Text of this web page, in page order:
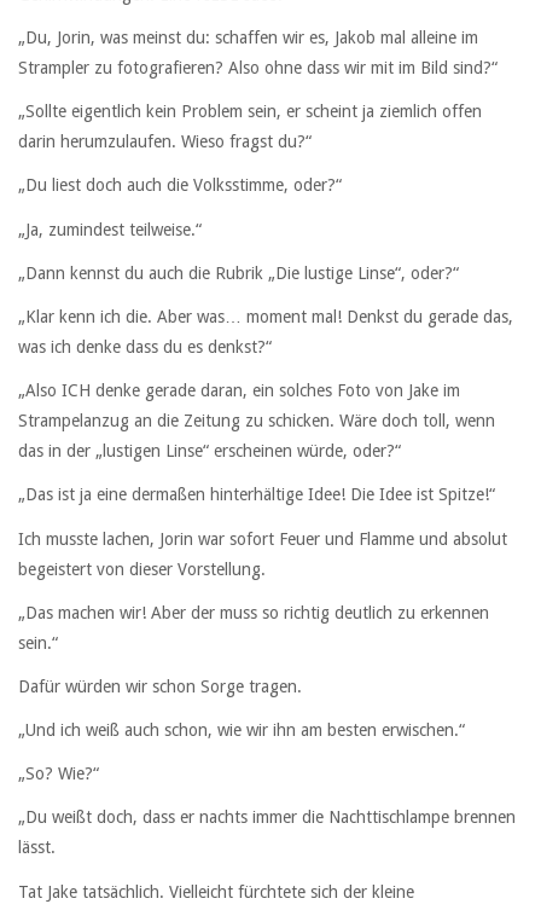
„Du, Jorin, was meinst du: schaffen wir es, Jakob mal alleine im
Strampler zu fotografieren? Also ohne dass wir mit im Bild sind?“
„Sollte eigentlich kein Problem sein, er scheint ja ziemlich offen
darin herumzulaufen. Wieso fragst du?“
„Du liest doch auch die Volksstimme, oder?“
„Ja, zumindest teilweise.“
„Dann kennst du auch die Rubrik „Die lustige Linse“, oder?“
„Klar kenn ich die. Aber was… moment mal! Denkst du gerade das,
was ich denke dass du es denkst?“
„Also ICH denke gerade daran, ein solches Foto von Jake im
Strampelanzug an die Zeitung zu schicken. Wäre doch toll, wenn
das in der „lustigen Linse“ erscheinen würde, oder?“
„Das ist ja eine dermaßen hinterhältige Idee! Die Idee ist Spitze!“
Ich musste lachen, Jorin war sofort Feuer und Flamme und absolut
begeistert von dieser Vorstellung.
„Das machen wir! Aber der muss so richtig deutlich zu erkennen
sein.“
Dafür würden wir schon Sorge tragen.
„Und ich weiß auch schon, wie wir ihn am besten erwischen.“
„So? Wie?“
„Du weißt doch, dass er nachts immer die Nachttischlampe brennen
lässt.
Tat Jake tatsächlich. Vielleicht fürchtete sich der kleine